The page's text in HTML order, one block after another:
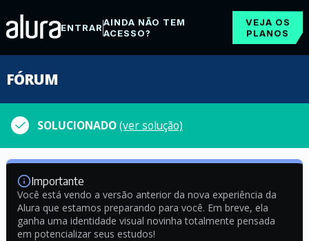
ENTRARAINDA NÃO TEM
ACESSO?
VEJA OS
PLANOS
FÓRUM
SOLUCIONADO(ver solução)
Importante
Você está vendo a versão anterior da nova experiência da
Alura que estamos preparando para você. Em breve, ela
ganha uma identidade visual novinha totalmente pensada
em potencializar seus estudos!